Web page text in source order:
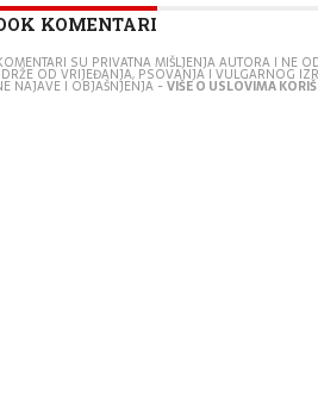
KOMENTARI
SU PRIVATNA MIŠLJENJA AUTORA I NE
OD VRIJEĐANJA, PSOVANJA I VULGARNOG
NAJAVE I OBJAŠNJENJA -VIŠE O USLOVIMA